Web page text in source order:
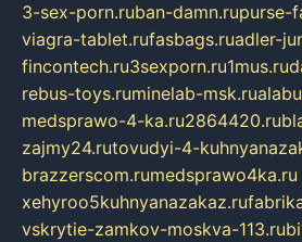
3-sex-porn.ruban-damn.rupurse-
viagra-tablet.rufasbags.ruadler-
fincontech.ru3sexporn.ru1mus.ru
rebus-toys.ruminelab-msk.ru
medsprawo-4-ka.ru2864420.ru
zajmy24.rutovudyi-4-
brazzerscom.rumedsprawo4ka.ru
xehyroo5kuhnyanazakaz.ru
vskrytie-zamkov-moskva-113.ru